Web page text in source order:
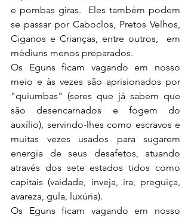
e pombas giras.  Eles também podem
se passar por Caboclos, Pretos Velhos,
Ciganos e Crianças, entre outros,  em
médiuns menos preparados.
Os Eguns ficam vagando em nosso
meio e às vezes são aprisionados por
"quiumbas" (seres que já sabem que
são desencarnados e fogem do
auxílio), servindo-lhes como escravos e
muitas vezes usados para sugarem
energia de seus desafetos, atuando
através dos sete estados tidos como
capitais (vaidade, inveja, ira, preguiça,
avareza, gula, luxúria).
Os Eguns ficam vagando em nosso